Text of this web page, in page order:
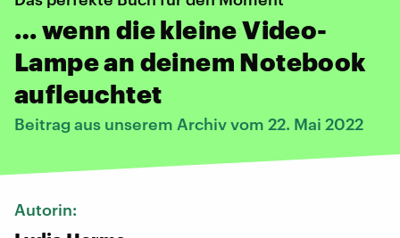
… wenn die kleine Video-
Lampe an deinem Notebook
aufleuchtet
Beitrag aus unserem Archiv vom 22. Mai 2022
Autorin: